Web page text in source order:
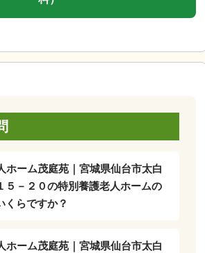
ホーム茂庭苑｜宮城県仙台市太白
５－２０の特別養護老人ホームの
くらですか？
ホーム茂庭苑｜宮城県仙台市太白